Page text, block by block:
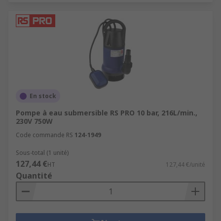
En stock
Pompe à eau submersible RS PRO 10 bar, 216L/min.,
230V 750W
Code commande RS 124-1949
Sous-total (1 unité)
127,44 €HT 127,44 €/unité
Quantité